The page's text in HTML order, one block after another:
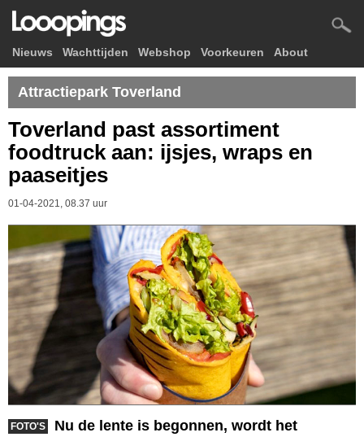
Nieuws Wachttijden Webshop Voorkeuren About
Attractiepark Toverland
Toverland past assortiment
foodtruck aan: ijsjes, wraps en
paaseitjes
01-04-2021, 08.37 uur
FOTO'S
Nu de lente is begonnen, wordt het